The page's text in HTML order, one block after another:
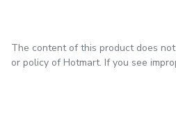
The content of this product does
or policy of Hotmart. If you see